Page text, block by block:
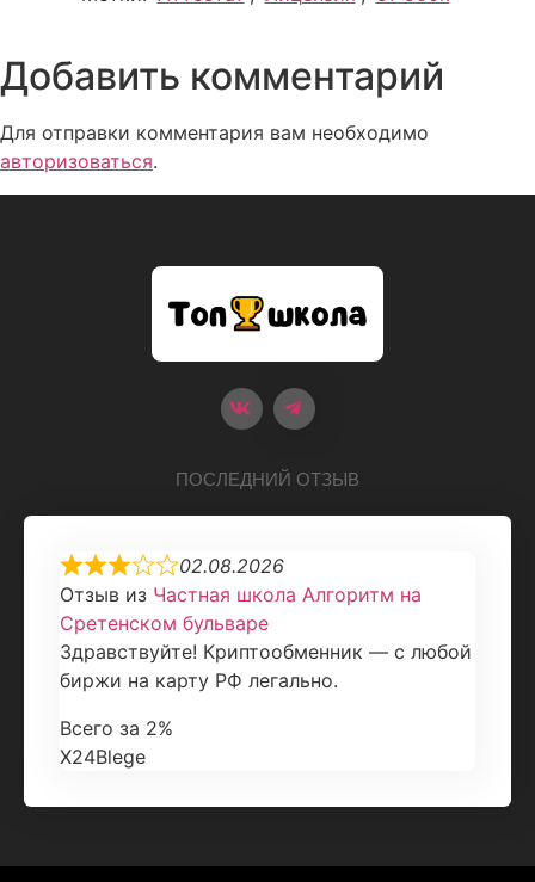
Добавить комментарий
Для отправки комментария вам необходимо
авторизоваться.
ПОСЛЕДНИЙ ОТЗЫВ
02.08.2026
Отзыв из Частная школа Алгоритм на
Сретенском бульваре
Здравствуйте! Криптообменник — с любой
биржи на карту РФ легально.
Всего за 2%
X24Blege